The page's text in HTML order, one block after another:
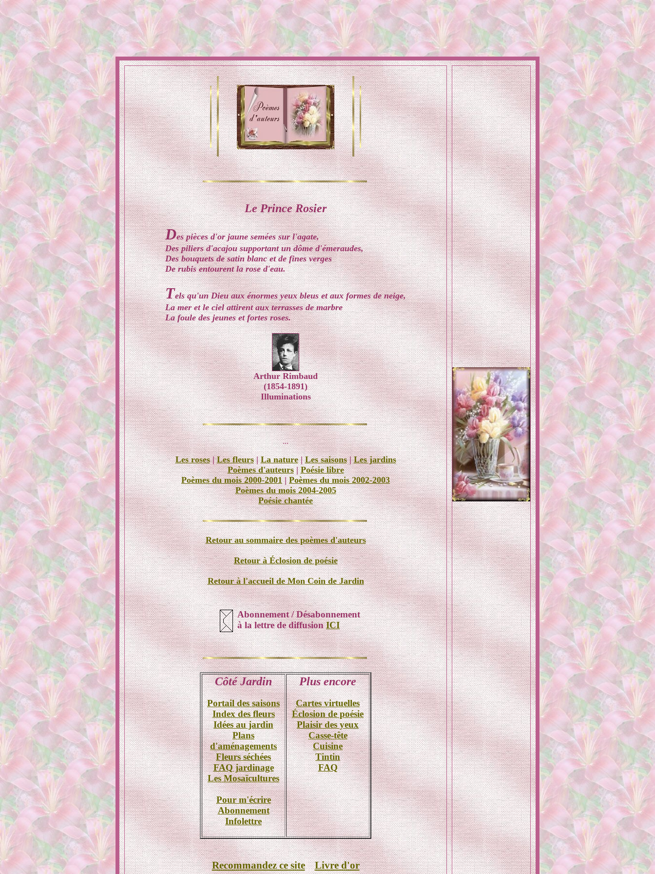
Le Prince Rosier
Des pièces d'or jaune semées sur l'agate,
Des piliers d'acajou supportant un dôme d'émeraudes,
Des bouquets de satin blanc et de fines verges
De rubis entourent la rose d'eau.
Tels qu'un Dieu aux énormes yeux bleus et aux formes de neige,
La mer et le ciel attirent aux terrasses de marbre
La foule des jeunes et fortes roses.
Arthur Rimbaud
(1854-1891)
Illuminations
...
Les roses|Les fleurs|La nature|Les saisons|Les jardins
Poèmes d'auteurs|Poésie libre
Poèmes du mois 2000-2001|Poèmes du mois 2002-2003
Poèmes du mois 2004-2005
Poésie chantée
Retour au sommaire des poèmes d'auteurs
Retour à Éclosion de poésie
Retour à l'accueil de Mon Coin de Jardin
Abonnement / Désabonnement
à la lettre de diffusionICI
Côté Jardin
Portail des saisons
Index des fleurs
Idées au jardin
Plans
d'aménagements
Fleurs séchées
FAQ jardinage
Les Mosaïcultures
Pour m'écrire
Abonnement
Infolettre
Plus encore
Cartes virtuelles
Éclosion de poésie
Plaisir des yeux
Casse-tête
Cuisine
Tintin
FAQ
Recommandez ce site Livre d'or